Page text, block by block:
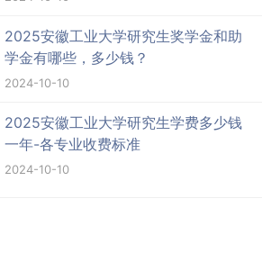
2025安徽工业大学研究生奖学金和助
学金有哪些，多少钱？
2024-10-10
2025安徽工业大学研究生学费多少钱
一年-各专业收费标准
2024-10-10